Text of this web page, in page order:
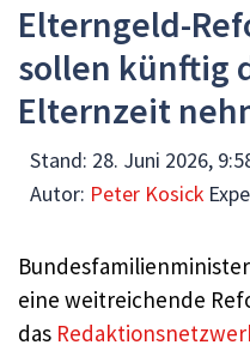
Elterngeld-
sollen künftig
Elternzeit
Stand: 28. Juni 2026,
Autor: Peter Kosick
eine weitreichende
das